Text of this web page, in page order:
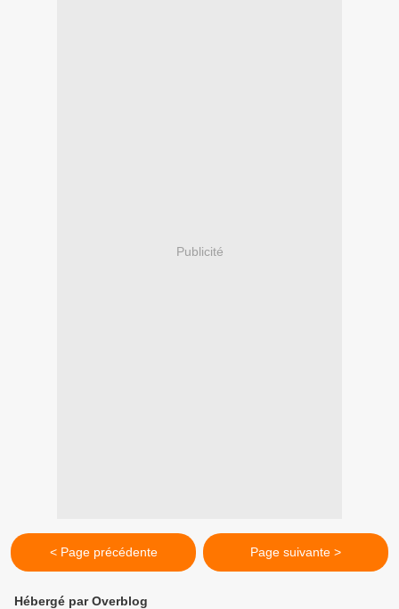
Publicité
< Page précédente Page suivante >
Hébergé par Overblog